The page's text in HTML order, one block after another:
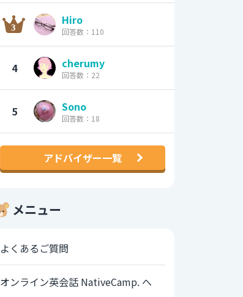
Hiro
回答数：110
4 cherumy
回答数：22
5 Sono
回答数：18
アドバイザー一覧
メニュー
よくあるご質問
オンライン英会話 NativeCamp. へ